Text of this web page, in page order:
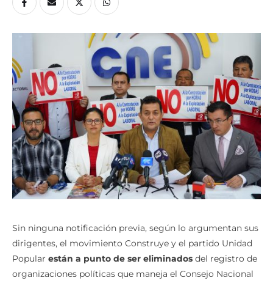
Sin ninguna notificación previa, según lo argumentan sus
dirigentes, el movimiento Construye y el partido Unidad
Popular están a punto de ser eliminados del registro de
organizaciones políticas que maneja el Consejo Nacional